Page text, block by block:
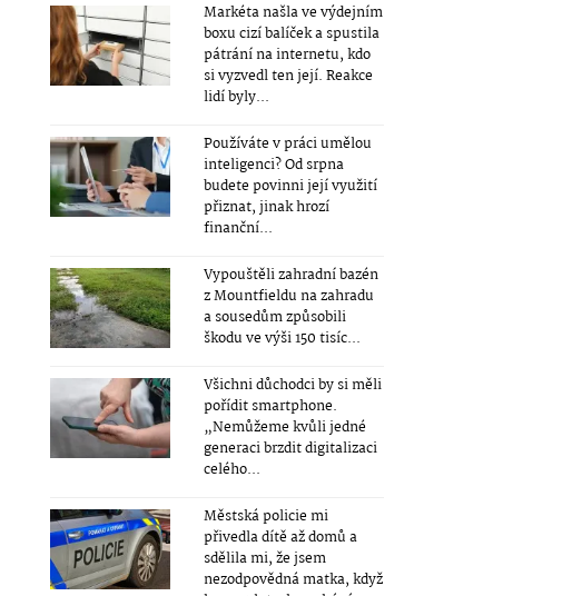
Markéta našla ve výdejním
boxu cizí balíček a spustila
pátrání na internetu, kdo
si vyzvedl ten její. Reakce
lidí byly...
Používáte v práci umělou
inteligenci? Od srpna
budete povinni její využití
přiznat, jinak hrozí
finanční...
Vypouštěli zahradní bazén
z Mountfieldu na zahradu
a sousedům způsobili
škodu ve výši 150 tisíc...
Všichni důchodci by si měli
pořídit smartphone.
„Nemůžeme kvůli jedné
generaci brzdit digitalizaci
celého...
Městská policie mi
přivedla dítě až domů a
sdělila mi, že jsem
nezodpovědná matka, když